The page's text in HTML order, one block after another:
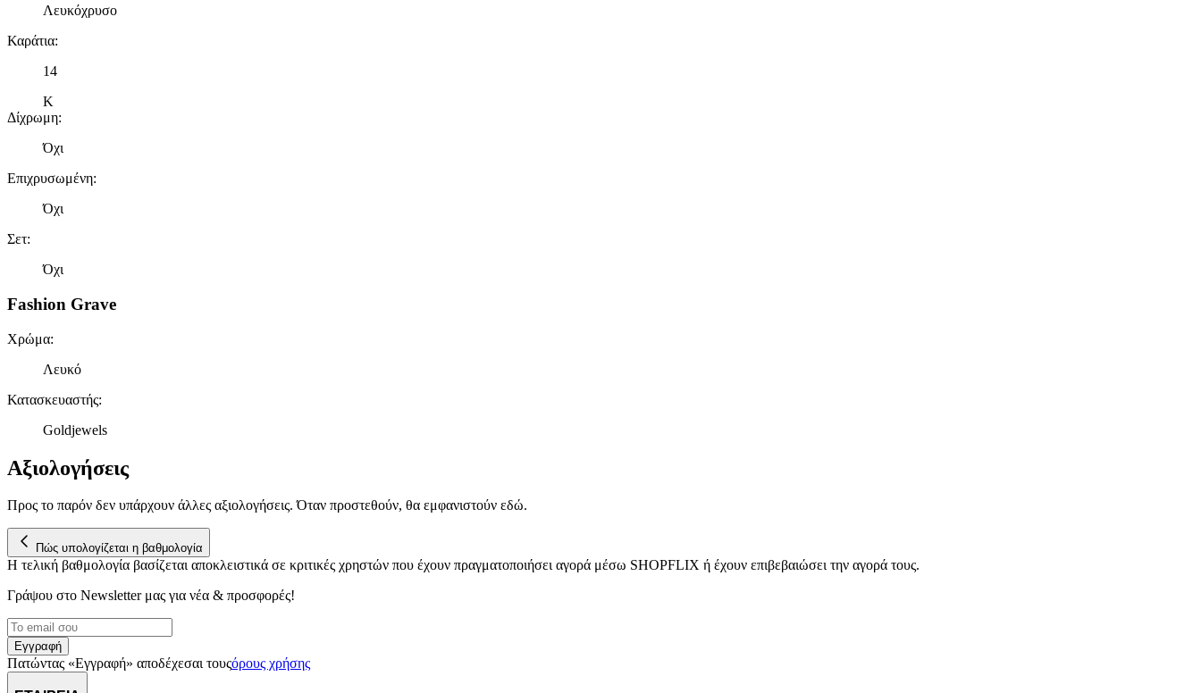
Λευκόχρυσο
Καράτια:
14
K
Δίχρωμη:
Όχι
Επιχρυσωμένη:
Όχι
Σετ:
Όχι
Fashion Grave
Χρώμα:
Λευκό
Κατασκευαστής:
Goldjewels
Αξιολογήσεις
Προς το παρόν δεν υπάρχουν άλλες αξιολογήσεις. Όταν προστεθούν, θα εμφανιστούν εδώ.
Πώς υπολογίζεται η βαθμολογία
Η τελική βαθμολογία βασίζεται αποκλειστικά σε κριτικές χρηστών που έχουν πραγματοποιήσει αγορά μέσω SHOPFLIX ή έχουν επιβεβαιώσει την αγορά τους.
Γράψου στο Νewsletter μας για νέα & προσφορές!
Εγγραφή
Πατώντας «Εγγραφή» αποδέχεσαι τουςόρους χρήσης